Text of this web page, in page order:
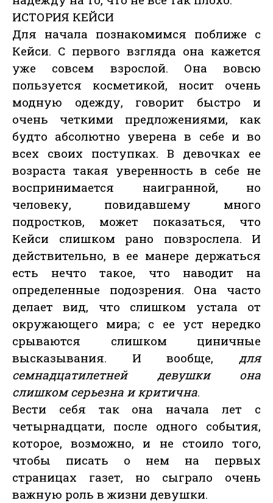
ИСТОРИЯ КЕЙСИ
Для начала познакомимся поближе с
Кейси. С первого взгляда она кажется
уже совсем взрослой. Она вовсю
пользуется косметикой, носит очень
модную одежду, говорит быстро и
очень четкими предложениями, как
будто абсолютно уверена в себе и во
всех своих поступках. В девочках ее
возраста такая уверенность в себе не
воспринимается наигранной, но
человеку, повидавшему много
подростков, может показаться, что
Кейси слишком рано повзрослела. И
действительно, в ее манере держаться
есть нечто такое, что наводит на
определенные подозрения. Она часто
делает вид, что слишком устала от
окружающего мира; с ее уст нередко
срываются слишком циничные
высказывания. И вообще, для
семнадцатилетней девушки она
слишком серьезна и критична.
Вести себя так она начала лет с
четырнадцати, после одного события,
которое, возможно, и не стоило того,
чтобы писать о нем на первых
страницах газет, но сыграло очень
важную роль в жизни девушки.